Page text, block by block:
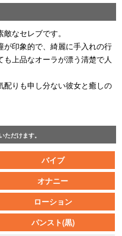
なセレブです。
印象的で、綺麗に手入れの行
上品なオーラが漂う清楚で人
りも申し分ない彼女と癒しの
ただけます。
バイブ
オナニー
ローション
パンスト(黒)